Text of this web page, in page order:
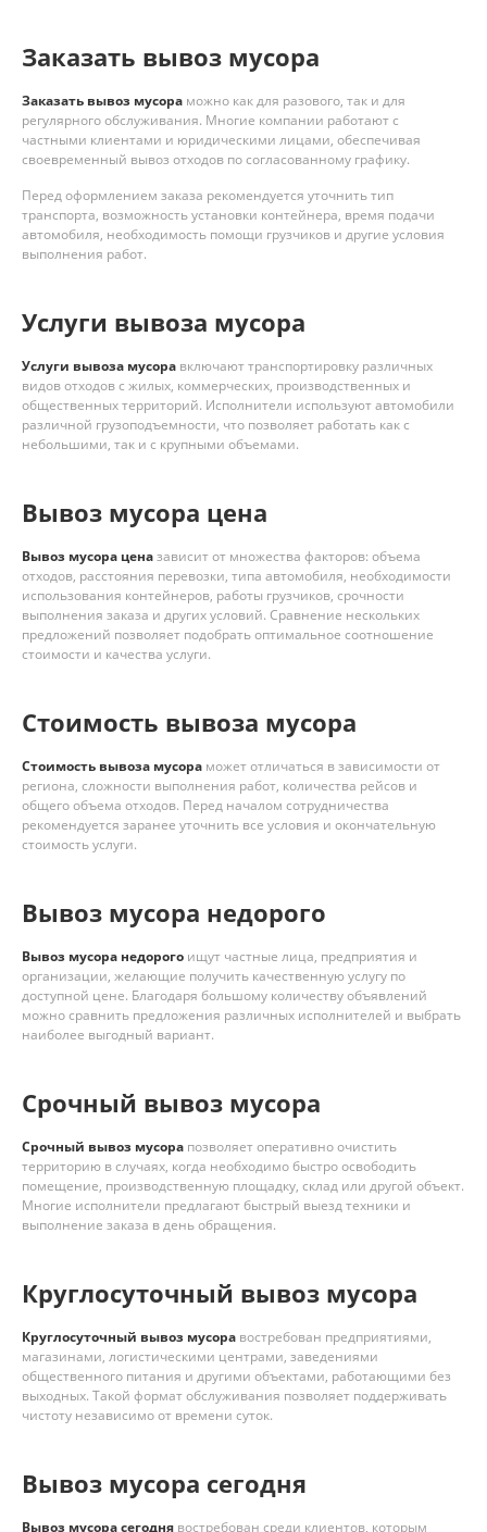
Заказать вывоз мусора
Заказать вывоз мусора можно как для разового, так и для
регулярного обслуживания. Многие компании работают с
частными клиентами и юридическими лицами, обеспечивая
своевременный вывоз отходов по согласованному графику.
Перед оформлением заказа рекомендуется уточнить тип
транспорта, возможность установки контейнера, время подачи
автомобиля, необходимость помощи грузчиков и другие условия
выполнения работ.
Услуги вывоза мусора
Услуги вывоза мусора включают транспортировку различных
видов отходов с жилых, коммерческих, производственных и
общественных территорий. Исполнители используют автомобили
различной грузоподъемности, что позволяет работать как с
небольшими, так и с крупными объемами.
Вывоз мусора цена
Вывоз мусора ценазависит от множества факторов: объема
отходов, расстояния перевозки, типа автомобиля, необходимости
использования контейнеров, работы грузчиков, срочности
выполнения заказа и других условий. Сравнение нескольких
предложений позволяет подобрать оптимальное соотношение
стоимости и качества услуги.
Стоимость вывоза мусора
Стоимость вывоза мусора может отличаться в зависимости от
региона, сложности выполнения работ, количества рейсов и
общего объема отходов. Перед началом сотрудничества
рекомендуется заранее уточнить все условия и окончательную
стоимость услуги.
Вывоз мусора недорого
Вывоз мусора недорого ищут частные лица, предприятия и
организации, желающие получить качественную услугу по
доступной цене. Благодаря большому количеству объявлений
можно сравнить предложения различных исполнителей и выбрать
наиболее выгодный вариант.
Срочный вывоз мусора
Срочный вывоз мусора позволяет оперативно очистить
территорию в случаях, когда необходимо быстро освободить
помещение, производственную площадку, склад или другой объект.
Многие исполнители предлагают быстрый выезд техники и
выполнение заказа в день обращения.
Круглосуточный вывоз мусора
Круглосуточный вывоз мусора востребован предприятиями,
магазинами, логистическими центрами, заведениями
общественного питания и другими объектами, работающими без
выходных. Такой формат обслуживания позволяет поддерживать
чистоту независимо от времени суток.
Вывоз мусора сегодня
Вывоз мусора сегодня востребован среди клиентов, которым